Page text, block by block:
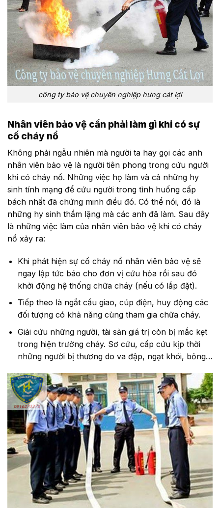
công ty bảo vệ chuyên nghiệp hưng cát lợi
Nhân viên bảo vệ cần phải làm gì khi có sự
cố cháy nổ
Không phải ngẫu nhiên mà người ta hay gọi các anh
nhân viên bảo vệ là người tiên phong trong cứu người
khi có cháy nổ. Những việc họ làm và cả những hy
sinh tính mạng để cứu người trong tình huống cấp
bách nhất đã chứng minh điều đó. Có thể nói, đó là
những hy sinh thầm lặng mà các anh đã làm. Sau đây
là những việc làm của nhân viên bảo vệ khi có cháy
nổ xảy ra:
Khi phát hiện sự cố cháy nổ nhân viên bảo vệ sẽ
ngay lập tức báo cho đơn vị cứu hỏa rồi sau đó
khởi động hệ thống chữa cháy (nếu có lắp đặt).
Tiếp theo là ngắt cầu giao, cúp điện, huy động các
đối tượng có khả năng cùng tham gia chữa cháy.
Giải cứu những người, tài sản giá trị còn bị mắc kẹt
trong hiện trường cháy. Sơ cứu, cấp cứu kịp thời
những người bị thương do va đập, ngạt khói, bỏng…